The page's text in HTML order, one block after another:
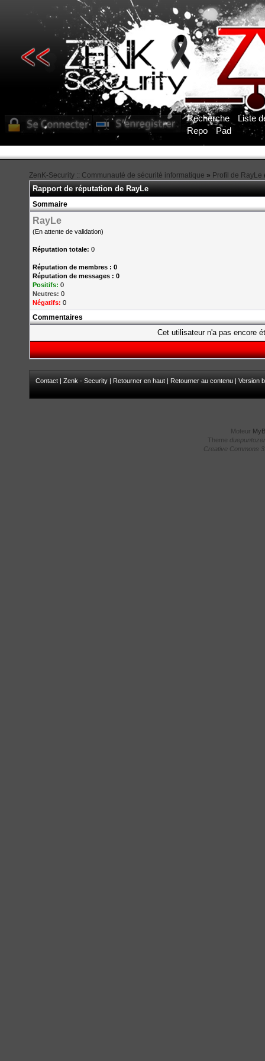
Recherche
Liste
Repo
Pad
ZenK-Security :: Communauté de sécurité informatique » Profil de RayLe
Rapport de réputation de RayLe
Sommaire
RayLe
(En attente de validation)
Réputation totale: 0
Réputation de membres : 0
Réputation de messages : 0
Positifs: 0
Neutres: 0
Négatifs: 0
Commentaires
Cet utilisateur n'a pas encore
Contact | Zenk - Security | Retourner en haut | Retourner au contenu | Version
Moteur
Theme
Creative Commons